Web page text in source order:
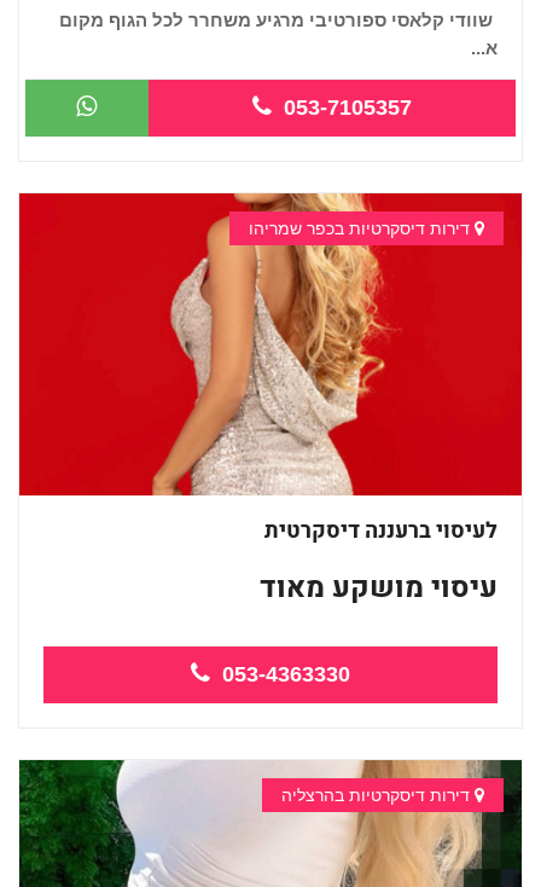
שוודי קלאסי ספורטיבי מרגיע משחרר לכל הגוף מקום
א...
053-7105357
דירות דיסקרטיות בכפר שמריהו
לעיסוי ברעננה דיסקרטית
עיסוי מושקע מאוד
מומלץ
053-4363330
דירות דיסקרטיות בהרצליה